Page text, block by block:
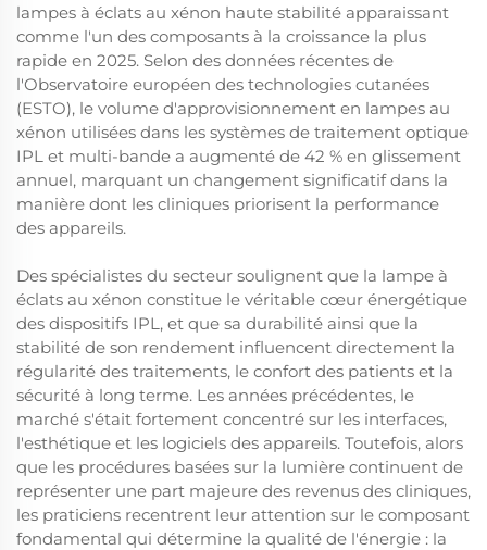
lampes à éclats au xénon haute stabilité apparaissant
comme l'un des composants à la croissance la plus
rapide en 2025. Selon des données récentes de
l'Observatoire européen des technologies cutanées
(ESTO), le volume d'approvisionnement en lampes au
xénon utilisées dans les systèmes de traitement optique
IPL et multi-bande a augmenté de 42 % en glissement
annuel, marquant un changement significatif dans la
manière dont les cliniques priorisent la performance
des appareils.
Des spécialistes du secteur soulignent que la lampe à
éclats au xénon constitue le véritable cœur énergétique
des dispositifs IPL, et que sa durabilité ainsi que la
stabilité de son rendement influencent directement la
régularité des traitements, le confort des patients et la
sécurité à long terme. Les années précédentes, le
marché s'était fortement concentré sur les interfaces,
l'esthétique et les logiciels des appareils. Toutefois, alors
que les procédures basées sur la lumière continuent de
représenter une part majeure des revenus des cliniques,
les praticiens recentrent leur attention sur le composant
fondamental qui détermine la qualité de l'énergie : la